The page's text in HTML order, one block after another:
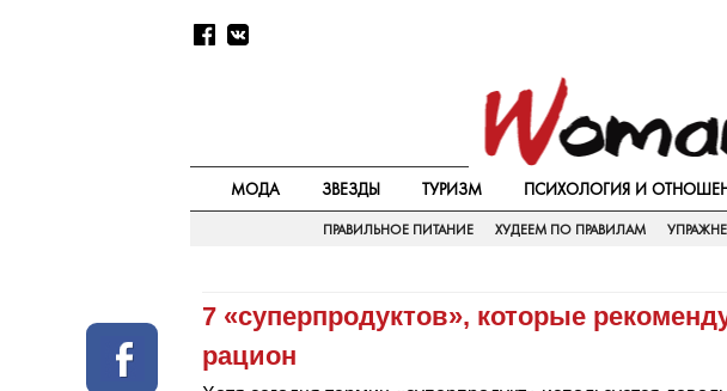
МОДА ЗВЕЗДЫ ТУРИЗМ ПСИХОЛОГИЯ И
ПРАВИЛЬНОЕ ПИТАНИЕ ХУДЕЕМ ПО ПРАВИЛАМ
7 «‎суперпродуктов», которые
рацион